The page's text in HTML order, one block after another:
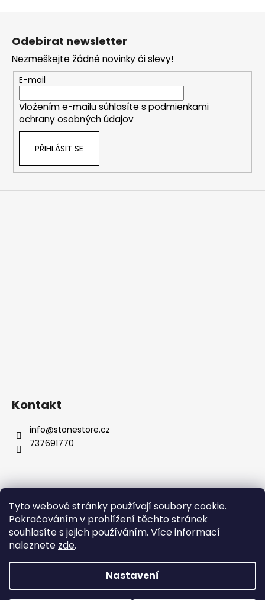
Tyto webové stránky používají soubory cookie.
Pokračováním v prohlížení těchto stránek
souhlasíte s jejich používáním. Více informací
naleznete zde.
Nastavení
Odebírat newsletter
Nezmeškejte žádné novinky či slevy!
E-mail
Vložením e-mailu súhlasíte s podmienkami
ochrany osobných údajov
PŘIHLÁSIT SE
Kontakt
info@stonestore.cz
737691770
Obchodní podmínky Podmínky ochrany osobních údajů
Velkoobchod
Kontakty